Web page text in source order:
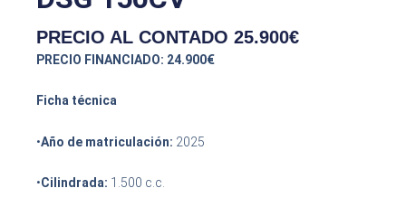
PRECIO AL CONTADO 25.900€
PRECIO FINANCIADO: 24.900€
Ficha técnica
•Año de matriculación: 2025
•Cilindrada: 1.500 c.c.